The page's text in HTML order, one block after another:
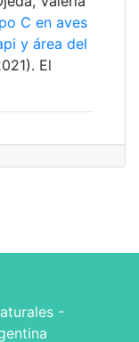
C en aves
y área del
El
-